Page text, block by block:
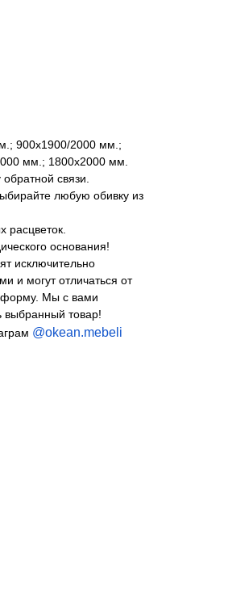
900х1900/2000 мм.;
мм.; 1800х2000 мм.
связи.
любую обивку из
расцветок.
основания!
исключительно
и могут отличаться от
форму. Мы с вами
выбранный товар!
@okean.mebeli